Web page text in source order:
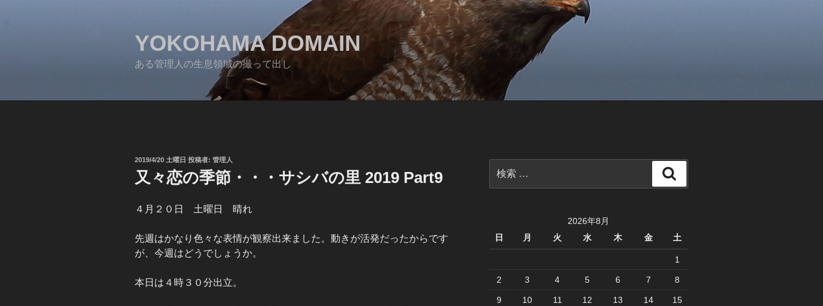
YOKOHAMA DOMAIN
ある管理人の生息領域の撮って出し
投
稿
日:
2019/4/20 土曜日 投稿者: 管理人
又々恋の季節・・・サシバの里 2019 Part9
４月２０日 土曜日 晴れ
先週はかなり色々な表情が観察出来ました。動きが活発だったからです
が、今週はどうでしょうか。
本日は４時３０分出立。
索:
索
2026年8月
日
月 火 水 木 金 土
1
2 3 4 5 6 7 8
9 10 11 12 13 14 15